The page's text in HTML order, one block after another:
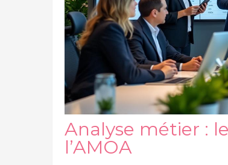
Analyse métier :
l’AMOA